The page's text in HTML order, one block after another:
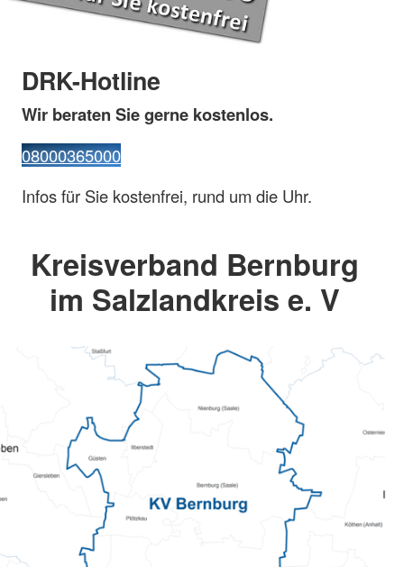
DRK-Hotline
Wir beraten Sie gerne kostenlos.
08000365000
Infos für Sie kostenfrei, rund um die Uhr.
Kreisverband Bernburg
im Salzlandkreis e. V